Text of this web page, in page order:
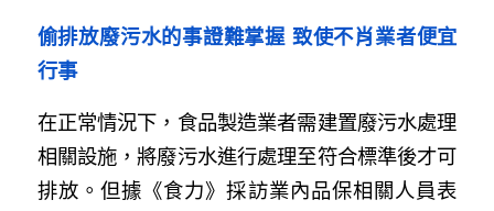
偷排放廢污水的事證難掌握 致使不肖業者便宜
行事
在正常情況下，食品製造業者需建置廢污水處理
相關設施，將廢污水進行處理至符合標準後才可
排放。但據《食力》採訪業內品保相關人員表